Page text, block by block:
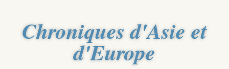
Chroniques d'Asie et
d'Europe